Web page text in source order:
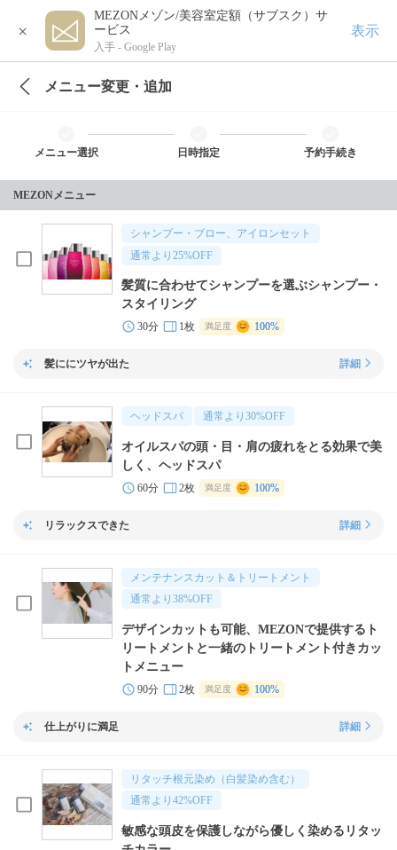
×
MEZONメゾン/美容室定額（サブスク）サ
ービス
入手 - Google Play
表示
メニュー変更・追加
メニュー選択 日時指定 予約手続き
MEZONメニュー
シャンプー・ブロー、アイロンセット
通常より 25%OFF
髪質に合わせてシャンプーを選ぶシャンプー・
スタイリング
30分 1枚 満足度 100%
髪ににツヤが出た 詳細
ヘッドスパ 通常より 30%OFF
オイルスパの頭・目・肩の疲れをとる効果で美
しく、ヘッドスパ
60分 2枚 満足度 100%
リラックスできた 詳細
メンテナンスカット＆トリートメント
通常より 38%OFF
デザインカットも可能、MEZONで提供するト
リートメントと一緒のトリートメント付きカッ
トメニュー
90分 2枚 満足度 100%
仕上がりに満足 詳細
リタッチ根元染め（白髪染め含む）
通常より 42%OFF
敏感な頭皮を保護しながら優しく染めるリタッ